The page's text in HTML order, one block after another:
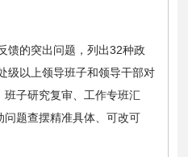
馈的突出问题，列出32种政
级以上领导班子和领导干部对
班子研究复审、工作专班汇
问题查摆精准具体、可改可